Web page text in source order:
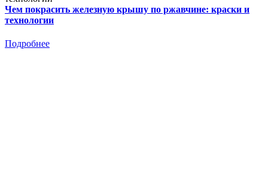
Чем покрасить железную крышу по ржавчине: краски и
технологии
Подробнее